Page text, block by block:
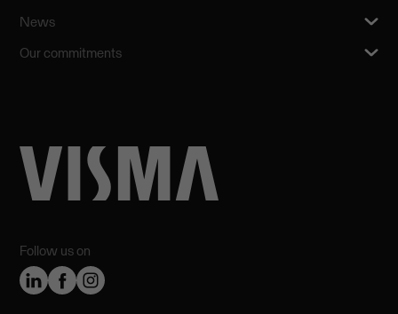
Follow us on
News
Our commitments